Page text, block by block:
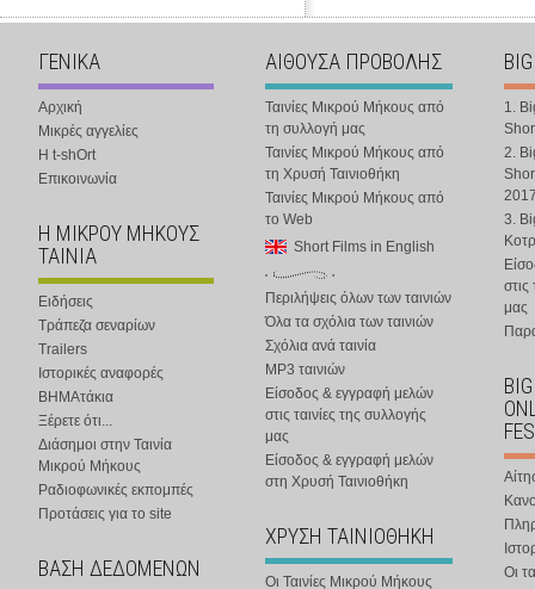
ΓΕΝΙΚΑ
Αρχική
Μικρές αγγελίες
Η t-shOrt
Επικοινωνία
Η ΜΙΚΡΟΥ ΜΗΚΟΥΣ
ΤΑΙΝΙΑ
Ειδήσεις
Τράπεζα σεναρίων
Trailers
Ιστορικές αναφορές
ΒΗΜΑτάκια
Ξέρετε ότι...
Διάσημοι στην Ταινία
Μικρού Μήκους
Ραδιοφωνικές εκπομπές
Προτάσεις για το site
ΒΑΣΗ ΔΕΔΟΜΕΝΩΝ
ΑΙΘΟΥΣΑ ΠΡΟΒΟΛΗΣ
Ταινίες Μικρού Μήκους από
τη συλλογή μας
Ταινίες Μικρού Μήκους από
τη Χρυσή Ταινιοθήκη
Ταινίες Μικρού Μήκους από
το Web
Short Films in English
Περιλήψεις όλων των ταινιών
Όλα τα σχόλια των ταινιών
Σχόλια ανά ταινία
MP3 ταινιών
Είσοδος & εγγραφή μελών
στις ταινίες της συλλογής
μας
Είσοδος & εγγραφή μελών
στη Χρυσή Ταινιοθήκη
ΧΡΥΣΗ ΤΑΙΝΙΟΘΗΚΗ
Οι Ταινίες Μικρού Μήκους
1.
2.
3.
στις
μας
Οι